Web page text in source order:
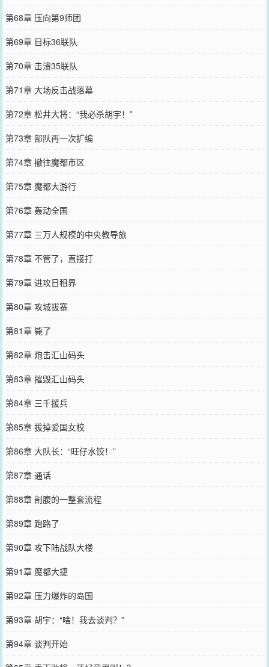
第68章 压向第9师团
第69章 目标36联队
第70章 击溃35联队
第71章 大场反击战落幕
第72章 松井大将：“我必杀胡宇！”
第73章 部队再一次扩编
第74章 撤往魔都市区
第75章 魔都大游行
第76章 轰动全国
第77章 三万人规模的中央教导旅
第78章 不管了，直接打
第79章 进攻日租界
第80章 攻城拔寨
第81章 毙了
第82章 炮击汇山码头
第83章 摧毁汇山码头
第84章 三千援兵
第85章 拔掉爱国女校
第86章 大队长：“旺仔水饺！”
第87章 通话
第88章 剖腹的一整套流程
第89章 跑路了
第90章 攻下陆战队大楼
第91章 魔都大捷
第92章 压力爆炸的岛国
第93章 胡宇：“啥！我去谈判？”
第94章 谈判开始